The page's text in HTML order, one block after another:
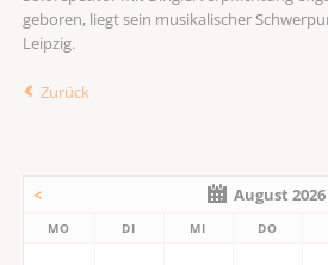
geboren, liegt sein musikalischer
Leipzig.
Zurück
< August 2026
MO DI MI DO